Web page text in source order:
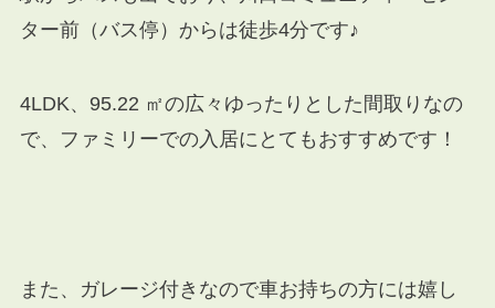
ター前（バス停）からは徒歩4分です♪
4LDK、95.22 ㎡の広々ゆったりとした間取りなの
で、ファミリーでの入居にとてもおすすめです！
また、ガレージ付きなので車お持ちの方には嬉し